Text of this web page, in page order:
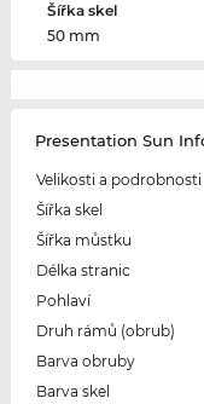
Šířka skel
50 mm
Presentation Sun
Velikosti a podrobnosti
Šířka skel
Šířka můstku
Délka stranic
Pohlaví
Druh rámů (obrub)
Barva obruby
Barva skel